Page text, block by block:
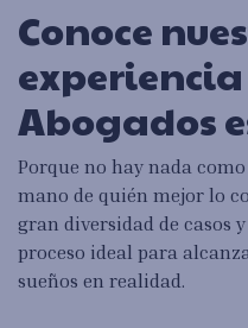
Conoce
Abogados
Porque no hay nada
mano de quién mejor lo
gran diversidad de casos
proceso ideal para
sueños en realidad.